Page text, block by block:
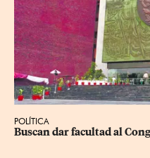
POLÍTICA
Buscan dar facultad al